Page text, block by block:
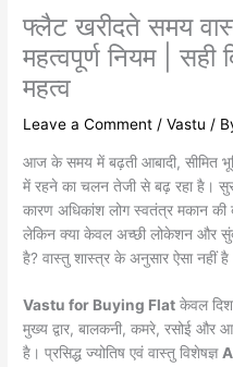
फ्लैट खरीदते समय
महत्वपूर्ण नियम | सही
महत्व
Leave a Comment /Vastu /
आज के समय में बढ़ती आबादी, सीमित
में रहने का चलन तेजी से बढ़ रहा है।
कारण अधिकांश लोग स्वतंत्र मकान
लेकिन क्या केवल अच्छी लोकेशन और
है? वास्तु शास्त्र के अनुसार ऐसा नहीं
Vastu for Buying Flat केवल
मुख्य द्वार, बालकनी, कमरे, रसोई और
है। प्रसिद्ध ज्योतिष एवं वास्तु विशेषज्ञ